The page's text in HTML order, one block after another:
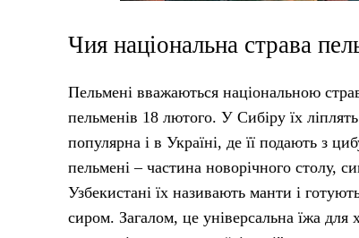
Чия національна страва
Пельмені вважаються національною
пельменів 18 лютого. У Сибіру їх
популярна і в Україні, де її подають з
пельмені – частина новорічного столу,
Узбекистані їх називають манти і
сиром. Загалом, це універсальна їжа